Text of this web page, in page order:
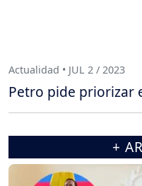
Actualidad • JUL 2 / 2023
Petro pide priorizar
+